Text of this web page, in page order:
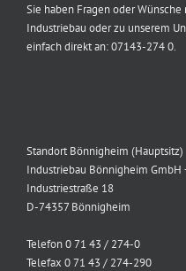
Sie haben Fragen oder
Industriebau oder zu unserem
einfach direkt an: 07143-274 0.
Standort Bönnigheim (Hauptsitz)
Industriebau Bönnigheim GmbH
Industriestraße 18
D-74357 Bönnigheim
Telefon 0 71 43 / 274-0
Telefax 0 71 43 / 274-290